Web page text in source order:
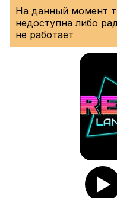
На данный момент
недоступна либо
не работает